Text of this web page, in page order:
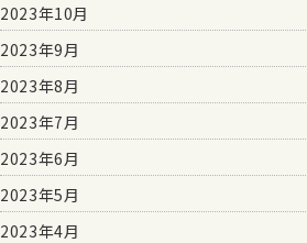
2023年10月
2023年9月
2023年8月
2023年7月
2023年6月
2023年5月
2023年4月